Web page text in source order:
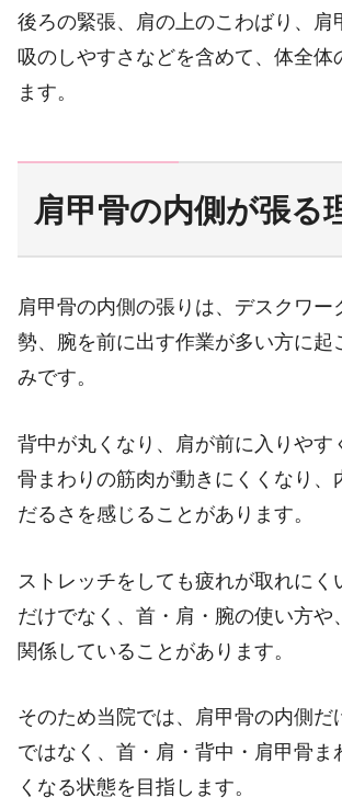
後ろの緊張、肩の上のこわばり、肩
吸のしやすさなどを含めて、体全体
ます。
肩甲骨の内側が張る
肩甲骨の内側の張りは、デスクワー
勢、腕を前に出す作業が多い方に起
みです。
背中が丸くなり、肩が前に入りやす
骨まわりの筋肉が動きにくくなり、
だるさを感じることがあります。
ストレッチをしても疲れが取れにく
だけでなく、首・肩・腕の使い方や
関係していることがあります。
そのため当院では、肩甲骨の内側だ
ではなく、首・肩・背中・肩甲骨ま
くなる状態を目指します。